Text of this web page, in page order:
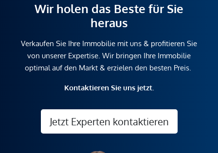
Wir holen das Beste für Sie
heraus
Verkaufen Sie Ihre Immobilie mit uns & profitieren Sie
von unserer Expertise. Wir bringen Ihre Immobilie
optimal auf den Markt & erzielen den besten Preis.
Kontaktieren Sie uns jetzt.
Jetzt Experten kontaktieren